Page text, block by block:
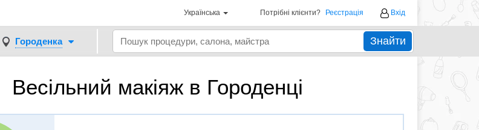
Українська Потрібні клієнти? Реєстрація Вхід
Городенка Знайти
Весільний макіяж в Городенці